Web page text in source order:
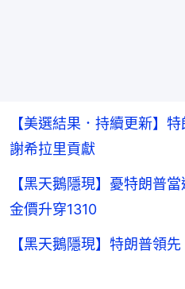
【美選結果．持續更新】
謝希拉里貢獻
【黑天鵝隱現】憂特朗
金價升穿1310
【黑天鵝隱現】特朗普領